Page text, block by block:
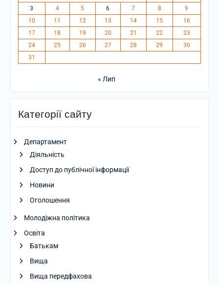
3
4 5 6 7 8
9
10
11 12 13 14 15
16
17
18 19 20 21 22
23
24
25 26 27 28 29
30
31
« Лип
Категорії сайту
Департамент
Діяльність
Доступ до публічної інформації
Новини
Оголошення
Молодіжна політика
Освіта
Батькам
Вища
Вища передфахова